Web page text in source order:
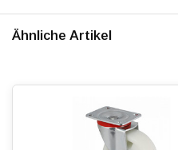
Radlagerung:
Ähnliche Artikel